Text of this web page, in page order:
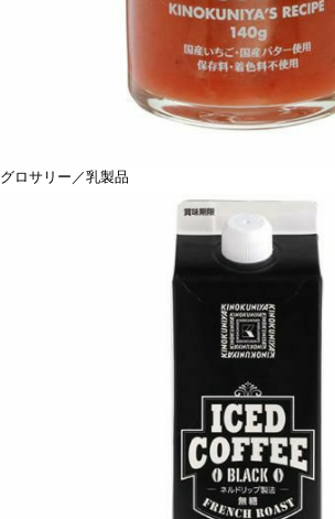
グロサリー／乳製品